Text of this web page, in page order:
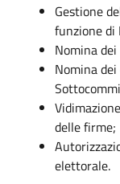
Gestione
funzione di
Nomina
Nomina
delle firme;
elettorale.